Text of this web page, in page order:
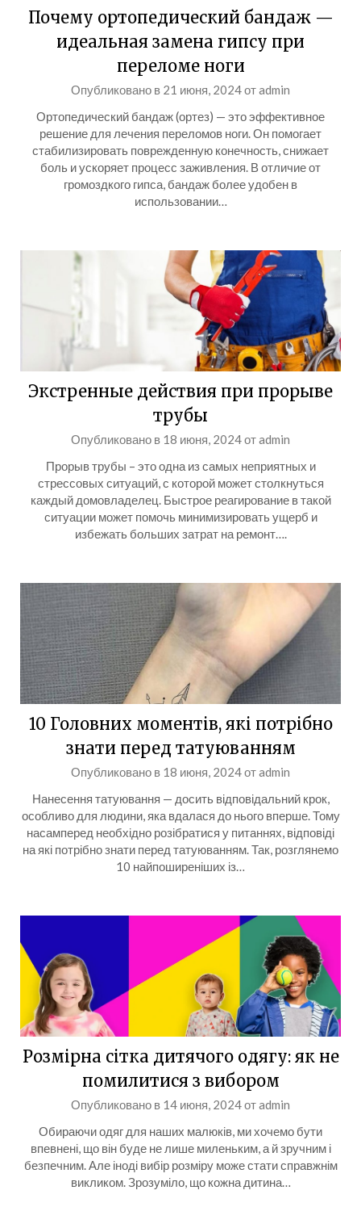
Почему ортопедический бандаж —
идеальная замена гипсу при
переломе ноги
Опубликовано в 21 июня, 2024отadmin
Ортопедический бандаж (ортез) — это эффективное
решение для лечения переломов ноги. Он помогает
стабилизировать поврежденную конечность, снижает
боль и ускоряет процесс заживления. В отличие от
громоздкого гипса, бандаж более удобен в
использовании…
Экстренные действия при прорыве
трубы
Опубликовано в 18 июня, 2024отadmin
Прорыв трубы – это одна из самых неприятных и
стрессовых ситуаций, с которой может столкнуться
каждый домовладелец. Быстрое реагирование в такой
ситуации может помочь минимизировать ущерб и
избежать больших затрат на ремонт….
10 Головних моментів, які потрібно
знати перед татуюванням
Опубликовано в 18 июня, 2024отadmin
Нанесення татуювання — досить відповідальний крок,
особливо для людини, яка вдалася до нього вперше. Тому
насамперед необхідно розібратися у питаннях, відповіді
на які потрібно знати перед татуюванням. Так, розглянемо
10 найпоширеніших із…
Розмірна сітка дитячого одягу: як не
помилитися з вибором
Опубликовано в 14 июня, 2024отadmin
Обираючи одяг для наших малюків, ми хочемо бути
впевнені, що він буде не лише миленьким, а й зручним і
безпечним. Але іноді вибір розміру може стати справжнім
викликом. Зрозуміло, що кожна дитина…